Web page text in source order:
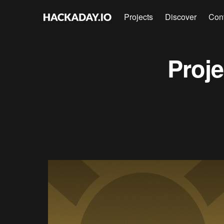
Projects Discover